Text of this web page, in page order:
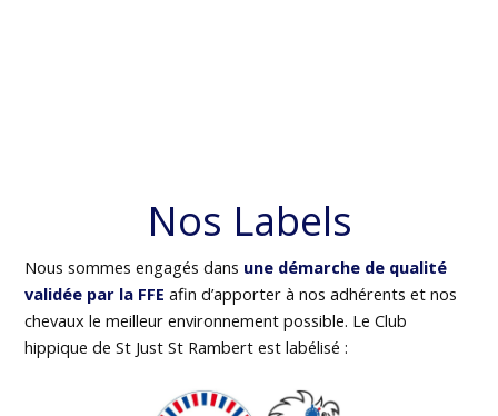
Nos Labels
Nous sommes engagés dans une démarche de qualité
validée par la FFE afin d’apporter à nos adhérents et nos
chevaux le meilleur environnement possible. Le Club
hippique de St Just St Rambert est labélisé :